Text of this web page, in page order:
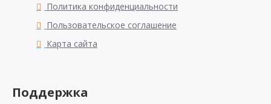
Политика конфиденциальности
Пользовательское соглашение
Карта сайта
Поддержка